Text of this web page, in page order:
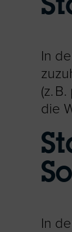
In
(z.
die
In